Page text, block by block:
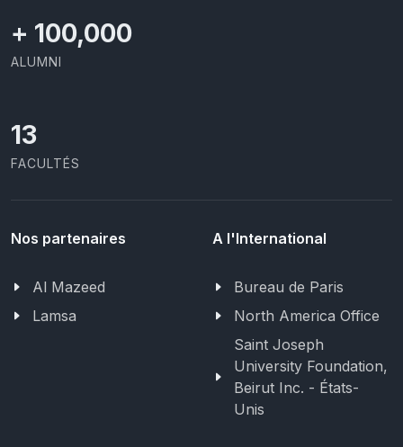
+ 100,000
ALUMNI
13
FACULTÉS
Nos partenaires
Al Mazeed
Lamsa
A l'International
Bureau de Paris
North America Office
Saint Joseph
University Foundation,
Beirut Inc. - États-
Unis